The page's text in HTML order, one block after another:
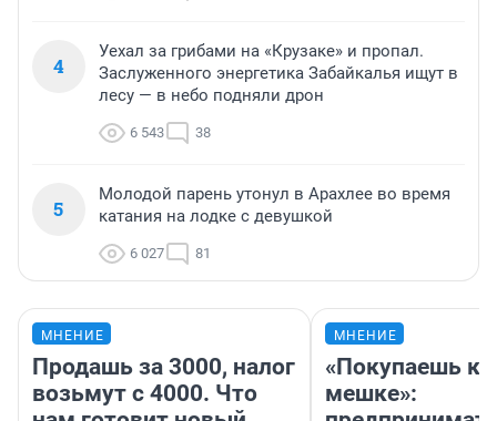
4
Уехал за грибами на «Крузаке» и пропал.
Заслуженного энергетика Забайкалья ищут в
лесу — в небо подняли дрон
6 543 38
5
Молодой парень утонул в Арахлее во время
катания на лодке с девушкой
6 027 81
МНЕНИЕ
Продашь за 3000, налог
возьмут с 4000. Что
МНЕНИЕ
«Покупаешь
мешке»: